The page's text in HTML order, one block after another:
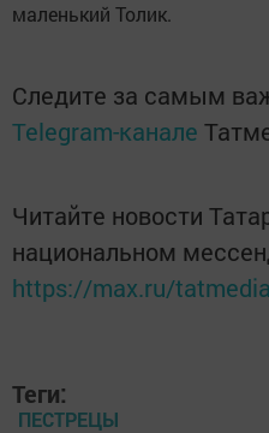
маленький Толик.
Следите за самым
Telegram-канале
Читайте новости
национальном
https://max.ru/tatmedia
Теги:
ПЕСТРЕЦЫ